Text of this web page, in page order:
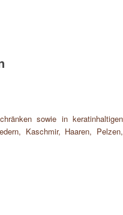
sowie in keratinhaltigen
Kaschmir, Haaren, Pelzen,